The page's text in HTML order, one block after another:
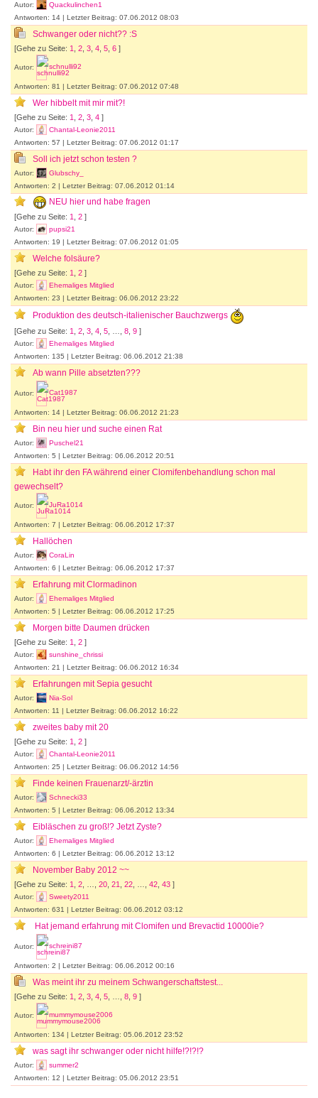
Autor:
Quackulinchen1
Antworten: 14 | Letzter Beitrag: 07.06.2012 08:03
Schwanger oder nicht?? :S
[Gehe zu Seite: 1 2 3 4 5 6 ]
Autor: schnulli92
Antworten: 81 | Letzter Beitrag: 07.06.2012 07:48
Wer hibbelt mit mir mit?!
[Gehe zu Seite: 1 2 3 4 ]
Autor:
Chantal-Leonie2011
Antworten: 57 | Letzter Beitrag: 07.06.2012 01:17
Soll ich jetzt schon testen ?
Autor:
Glubschy_
Antworten: 2 | Letzter Beitrag: 07.06.2012 01:14
NEU hier und habe fragen
[Gehe zu Seite: 1 2 ]
Autor:
pupsi21
Antworten: 19 | Letzter Beitrag: 07.06.2012 01:05
Welche folsäure?
[Gehe zu Seite: 1 2 ]
Autor:
Ehemaliges Mitglied
Antworten: 23 | Letzter Beitrag: 06.06.2012 23:22
Produktion des deutsch-italienischer Bauchzwergs
[Gehe zu Seite: 1 2 3 4 5 8 9 ]
Autor:
Ehemaliges Mitglied
Antworten: 135 | Letzter Beitrag: 06.06.2012 21:38
Ab wann Pille absetzten???
Autor: Cat1987
Antworten: 14 | Letzter Beitrag: 06.06.2012 21:23
Bin neu hier und suche einen Rat
Autor:
Puschel21
Antworten: 5 | Letzter Beitrag: 06.06.2012 20:51
Habt ihr den FA während einer Clomifenbehandlung schon mal
gewechselt?
Autor: JuRa1014
Antworten: 7 | Letzter Beitrag: 06.06.2012 17:37
Hallöchen
Autor:
CoraLin
Antworten: 6 | Letzter Beitrag: 06.06.2012 17:37
Erfahrung mit Clormadinon
Autor:
Ehemaliges Mitglied
Antworten: 5 | Letzter Beitrag: 06.06.2012 17:25
Morgen bitte Daumen drücken
[Gehe zu Seite: 1 2 ]
Autor:
sunshine_chrissi
Antworten: 21 | Letzter Beitrag: 06.06.2012 16:34
Erfahrungen mit Sepia gesucht
Autor:
Nia-Sol
Antworten: 11 | Letzter Beitrag: 06.06.2012 16:22
zweites baby mit 20
[Gehe zu Seite: 1 2 ]
Autor:
Chantal-Leonie2011
Antworten: 25 | Letzter Beitrag: 06.06.2012 14:56
Finde keinen Frauenarzt/-ärztin
Autor:
Schnecki33
Antworten: 5 | Letzter Beitrag: 06.06.2012 13:34
Eibläschen zu groß!? Jetzt Zyste?
Autor:
Ehemaliges Mitglied
Antworten: 6 | Letzter Beitrag: 06.06.2012 13:12
November Baby 2012 ~~
[Gehe zu Seite: 1 2 20 21 22 42 43 ]
Autor:
Sweety2011
Antworten: 631 | Letzter Beitrag: 06.06.2012 03:12
Hat jemand erfahrung mit Clomifen und Brevactid 10000ie?
Autor: schreini87
Antworten: 2 | Letzter Beitrag: 06.06.2012 00:16
Was meint ihr zu meinem Schwangerschaftstest...
[Gehe zu Seite: 1 2 3 4 5 8 9 ]
Autor: mummymouse2006
Antworten: 134 | Letzter Beitrag: 05.06.2012 23:52
was sagt ihr schwanger oder nicht hilfe!?!?!?
Autor:
summer2
Antworten: 12 | Letzter Beitrag: 05.06.2012 23:51